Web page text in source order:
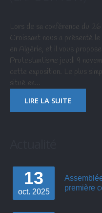
Lors de sa conférence du
Croissant nous a présenté
en Algérie, et il vous
Protestantisme jeudi 9
cette exposition. Le plus
situé en…
LIRE LA SUITE
13
oct. 2025
première